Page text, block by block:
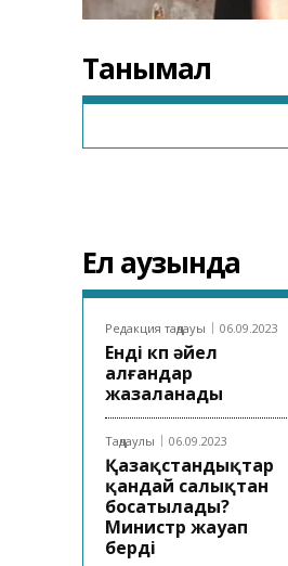
Танымал
Ел аузында
Редакция таңдауы 06.09.2023
Енді көп әйел
алғандар
жазаланады
Таңдаулы 06.09.2023
Қазақстандықтар
қандай салықтан
босатылады?
Министр жауап
берді